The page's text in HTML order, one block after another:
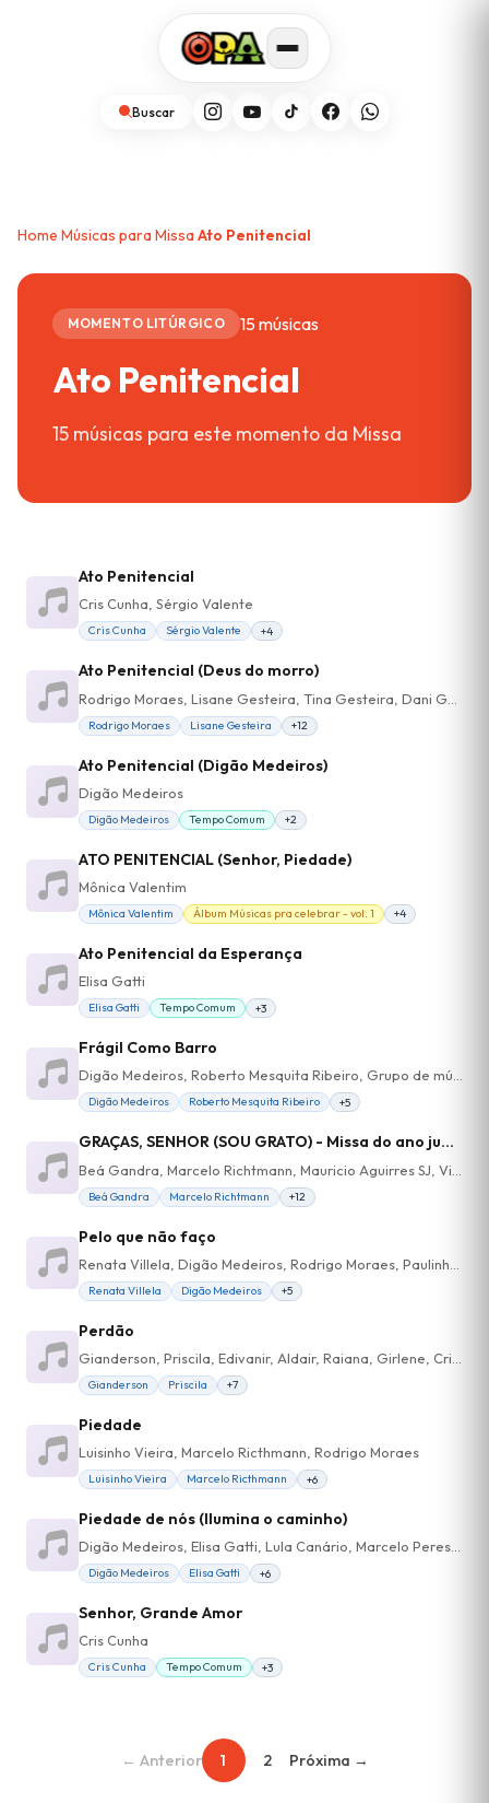
Buscar
Home Músicas para MissaAto Penitencial
MOMENTO LITÚRGICO 15 músicas
Ato Penitencial
15 músicas para este momento da Missa
Ato Penitencial
Cris Cunha, Sérgio Valente
Cris Cunha Sérgio Valente +4
Ato Penitencial (Deus do morro)
Rodrigo Moraes Lisane Gesteira +12
Ato Penitencial (Digão Medeiros)
Digão Medeiros
Digão Medeiros Tempo Comum +2
ATO PENITENCIAL (Senhor, Piedade)
Mônica Valentim
Mônica Valentim Álbum Músicas pra celebrar - vol. 1 +4
Ato Penitencial da Esperança
Elisa Gatti
Elisa Gatti Tempo Comum +3
Frágil Como Barro
Digão Medeiros, Roberto Mesquita Ribeiro, Grupo de música do OPA São Luís Gonzaga - SP - 2019
Digão Medeiros Roberto Mesquita Ribeiro +5
GRAÇAS, SENHOR (SOU GRATO) - Missa do ano jubilar inaciano - Ato penitencial
Beá Gandra Marcelo Richtmann +12
Pelo que não faço
Renata Villela Digão Medeiros +5
Perdão
Gianderson Priscila +7
Piedade
Luisinho Vieira, Marcelo Ricthmann, Rodrigo Moraes
Luisinho Vieira Marcelo Ricthmann +6
Piedade de nós (Ilumina o caminho)
Digão Medeiros, Elisa Gatti, Lula Canário, Marcelo Perestrello
Digão Medeiros Elisa Gatti +6
Senhor, Grande Amor
Cris Cunha
Cris Cunha Tempo Comum +3
← Anterior 1 2 Próxima →